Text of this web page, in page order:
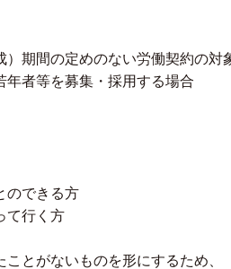
期間の定めのない労働契約の対
年者等を募集・採用する場合
のできる方
て行く方
とがないものを形にするため、